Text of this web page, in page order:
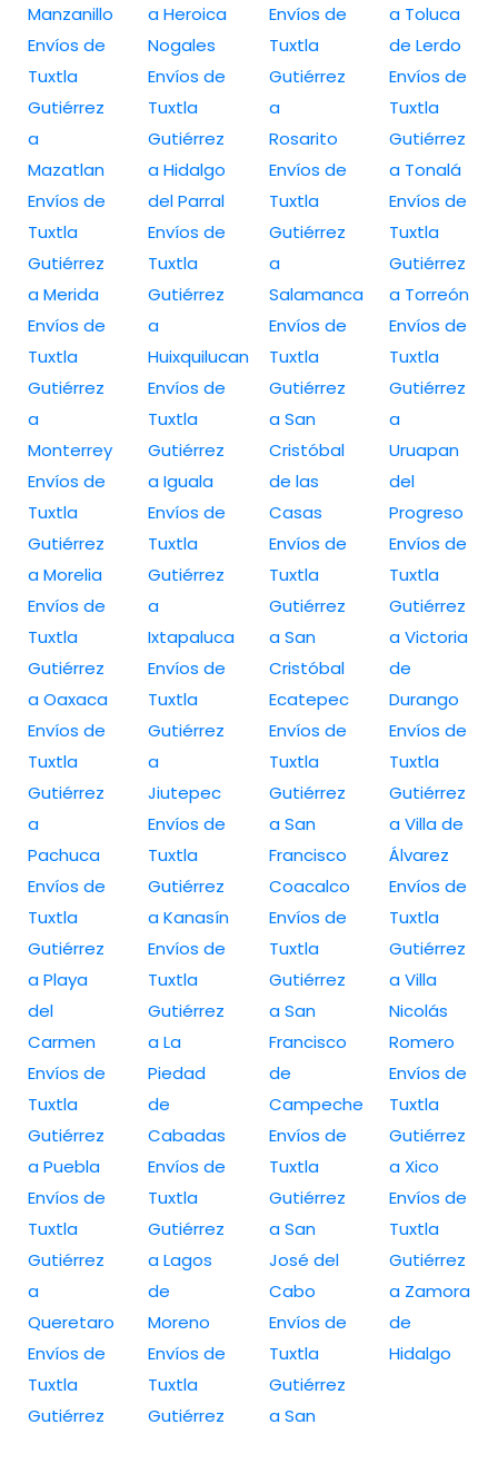
Manzanillo
Envíos de
Tuxtla
Gutiérrez
a
Mazatlan
Envíos de
Tuxtla
Gutiérrez
a Merida
Envíos de
Tuxtla
Gutiérrez
a
Monterrey
Envíos de
Tuxtla
Gutiérrez
a Morelia
Envíos de
Tuxtla
Gutiérrez
a Oaxaca
Envíos de
Tuxtla
Gutiérrez
a
Pachuca
Envíos de
Tuxtla
Gutiérrez
a Playa
del
Carmen
Envíos de
Tuxtla
Gutiérrez
a Puebla
Envíos de
Tuxtla
Gutiérrez
a
Queretaro
Envíos de
Tuxtla
Gutiérrez
a Heroica
Nogales
Envíos de
Tuxtla
Gutiérrez
a Hidalgo
del Parral
Envíos de
Tuxtla
Gutiérrez
a
Huixquilucan
Envíos de
Tuxtla
Gutiérrez
a Iguala
Envíos de
Tuxtla
Gutiérrez
a
Ixtapaluca
Envíos de
Tuxtla
Gutiérrez
a
Jiutepec
Envíos de
Tuxtla
Gutiérrez
a Kanasín
Envíos de
Tuxtla
Gutiérrez
a La
Piedad
de
Cabadas
Envíos de
Tuxtla
Gutiérrez
a Lagos
de
Moreno
Envíos de
Tuxtla
Gutiérrez
Envíos de
Tuxtla
Gutiérrez
a
Rosarito
Envíos de
Tuxtla
Gutiérrez
a
Salamanca
Envíos de
Tuxtla
Gutiérrez
a San
Cristóbal
de las
Casas
Envíos de
Tuxtla
Gutiérrez
a San
Cristóbal
Ecatepec
Envíos de
Tuxtla
Gutiérrez
a San
Francisco
Coacalco
Envíos de
Tuxtla
Gutiérrez
a San
Francisco
de
Campeche
Envíos de
Tuxtla
Gutiérrez
a San
José del
Cabo
Envíos de
Tuxtla
Gutiérrez
a San
a Toluca
de Lerdo
Envíos de
Tuxtla
Gutiérrez
a Tonalá
Envíos de
Tuxtla
Gutiérrez
a Torreón
Envíos de
Tuxtla
Gutiérrez
a
Uruapan
del
Progreso
Envíos de
Tuxtla
Gutiérrez
a Victoria
de
Durango
Envíos de
Tuxtla
Gutiérrez
a Villa de
Álvarez
Envíos de
Tuxtla
Gutiérrez
a Villa
Nicolás
Romero
Envíos de
Tuxtla
Gutiérrez
a Xico
Envíos de
Tuxtla
Gutiérrez
a Zamora
de
Hidalgo